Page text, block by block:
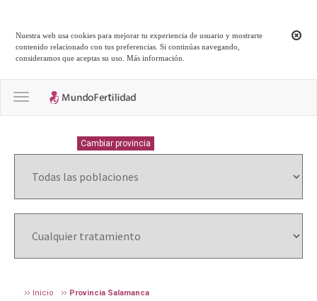
Nuestra web usa cookies para mejorar tu experiencia de usuario y mostrarte
contenido relacionado con tus preferencias. Si continúas navegando,
consideramos que aceptas su uso.Más información
Toggle navigation
Cambiar provincia
Inicio Provincia Salamanca